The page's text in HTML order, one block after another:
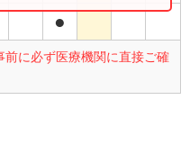
●
に必ず医療機関に直接ご確